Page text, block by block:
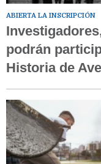
ABIERTA LA INSCRIPCIÓN
podrán
Historia de